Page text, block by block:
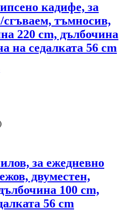
кадифе, за
тъмносив,
220 cm, дълбочина
на седалката 56 cm
за ежедневно
двуместен,
100 cm,
56 cm